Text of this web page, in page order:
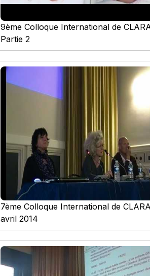
9ème Colloque International de
Partie 2
7ème Colloque International de
avril 2014